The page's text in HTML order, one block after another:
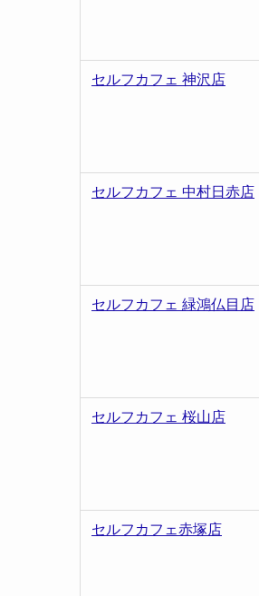
セルフカフェ 神沢店
セルフカフェ 中村日赤店
セルフカフェ 緑鴻仏目店
セルフカフェ 桜山店
セルフカフェ赤塚店